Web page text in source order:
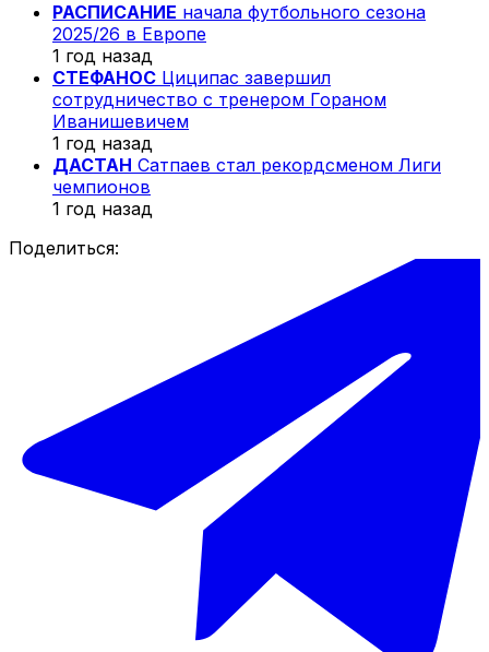
РАСПИСАНИЕ начала футбольного сезона
2025/26 в Европе
1 год назад
СТЕФАНОС Циципас завершил
сотрудничество с тренером Гораном
Иванишевичем
1 год назад
ДАСТАН Сатпаев стал рекордсменом Лиги
чемпионов
1 год назад
Поделиться: